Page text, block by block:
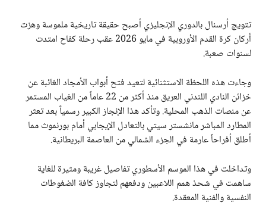
تتويج أرسنال بالدوري الإنجليزي أصبح حقيقة تاريخية ملموسة وهزت
أركان كرة القدم الأوروبية في مايو 2026 عقب رحلة كفاح امتدت
لسنوات صعبة.
وجاءت هذه اللحظة الاستثنائية لتعيد فتح أبواب الأمجاد الغائبة عن
خزائن النادي اللندني العريق منذ أكثر من 22 عاماً من الغياب المستمر
عن منصات الذهب المحلية. وتأكد هذا الإنجاز الكبير رسمياً بعد تعثر
المطارد المباشر مانشستر سيتي بالتعادل الإيجابي أمام بورنموث مما
أطلق أفراحاً عارمة في الجزء الشمالي من العاصمة البريطانية.
وتداخلت في هذا الموسم الأسطوري تفاصيل غريبة ومثيرة للغاية
ساهمت في شحذ همم اللاعبين ودفعهم لتجاوز كافة الضغوطات
النفسية والفنية المعقدة.